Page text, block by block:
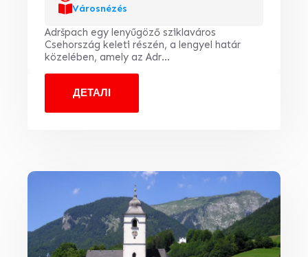
Városnézés
Adršpach egy lenyűgöző sziklaváros
Csehország keleti részén, a lengyel határ
közelében, amely az Adr...
ДЕТАЛІ